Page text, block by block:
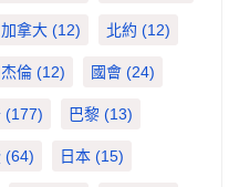
加拿大 (12) 北約 (12)
倫 (12) 國會 (24)
(177) 巴黎 (13)
(64) 日本 (15)